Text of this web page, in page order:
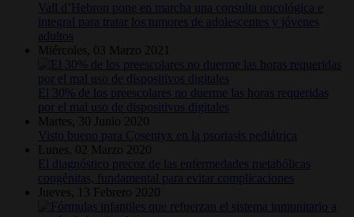
Vall d’Hebron pone en marcha una consulta oncológica e
integral para tratar los tumores de adolescentes y jóvenes
adultos
Miércoles, 03 Marzo 2021
El 30% de los preescolares no duerme las horas requeridas
por el mal uso de dispositivos digitales
Martes, 30 Junio 2020
Visto bueno para Cosentyx en la psoriasis pediátrica
Lunes, 02 Marzo 2020
El diagnóstico precoz de las enfermedades metabólicas
congénitas, fundamental para evitar complicaciones
Jueves, 13 Febrero 2020